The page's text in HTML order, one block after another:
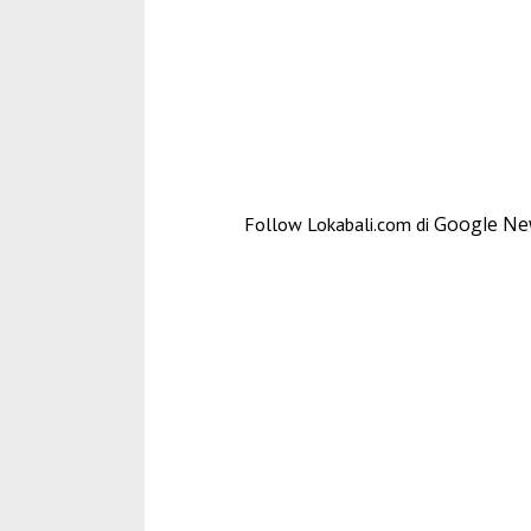
Follow Lokabali.com diGoogle